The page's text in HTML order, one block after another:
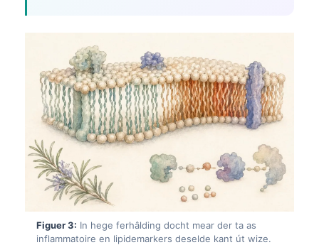
Figuer 3: In hege ferhâlding docht mear der ta as
inflammatoire en lipidemarkers deselde kant út wize.